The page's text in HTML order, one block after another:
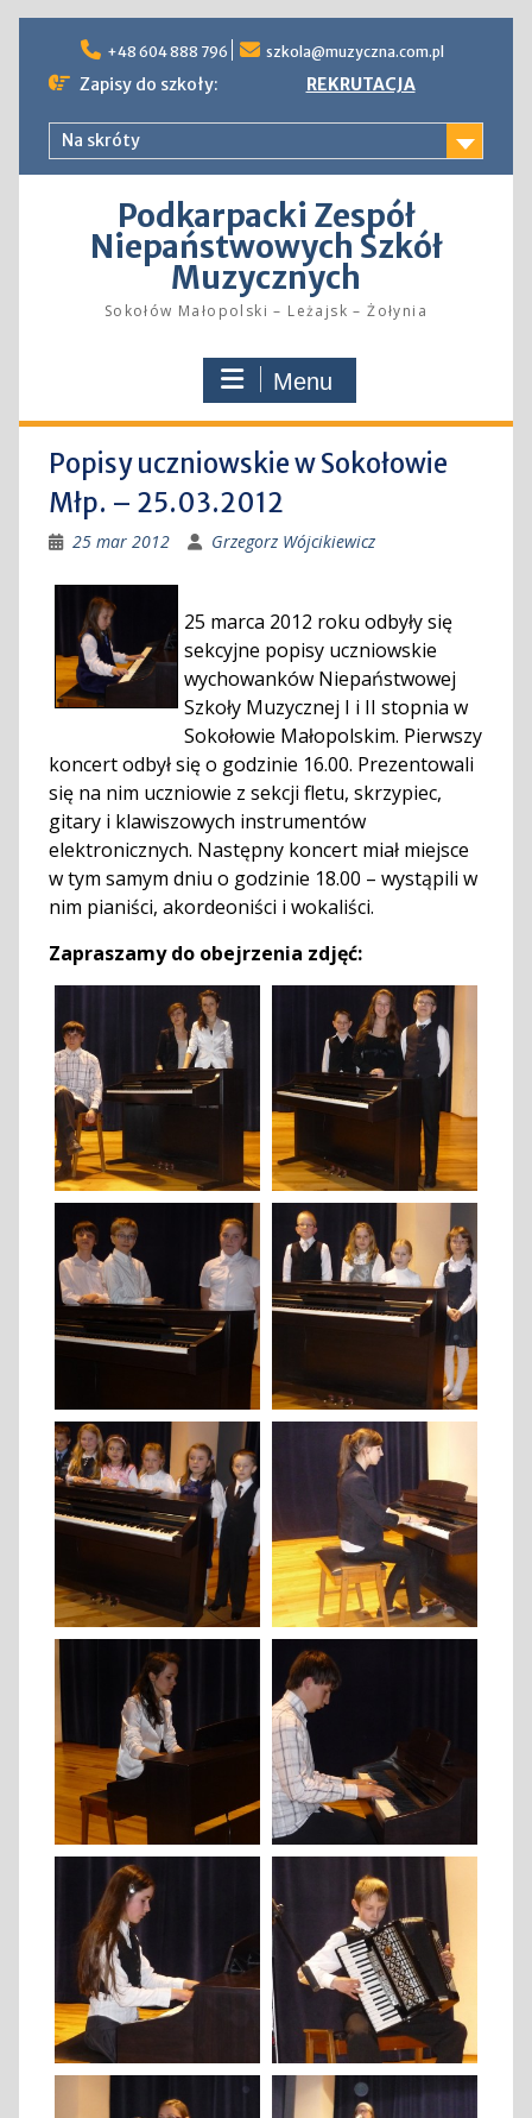
content
+48 604 888 796 szkola@muzyczna.com.pl
Zapisy do szkoły: REKRUTACJA
Na skróty
Podkarpacki Zespół
Niepaństwowych Szkół
Muzycznych
Sokołów Małopolski – Leżajsk – Żołynia
Menu
Popisy uczniowskie w Sokołowie
Młp. – 25.03.2012
25 mar 2012 Grzegorz Wójcikiewicz
25 marca 2012 roku odbyły się
sekcyjne popisy uczniowskie
wychowanków Niepaństwowej
Szkoły Muzycznej I i II stopnia w
Sokołowie Małopolskim. Pierwszy
koncert odbył się o godzinie 16.00. Prezentowali
się na nim uczniowie z sekcji fletu, skrzypiec,
gitary i klawiszowych instrumentów
elektronicznych. Następny koncert miał miejsce
w tym samym dniu o godzinie 18.00 – wystąpili w
nim pianiści, akordeoniści i wokaliści.
Zapraszamy do obejrzenia zdjęć: